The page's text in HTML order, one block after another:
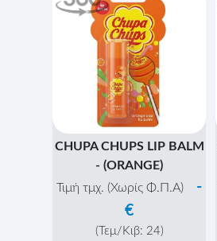
CHUPA CHUPS LIP BALM
- (ORANGE)
Τιμή τμχ. (Χωρίς Φ.Π.Α)
-
€
(Τεμ/Κιβ: 24)